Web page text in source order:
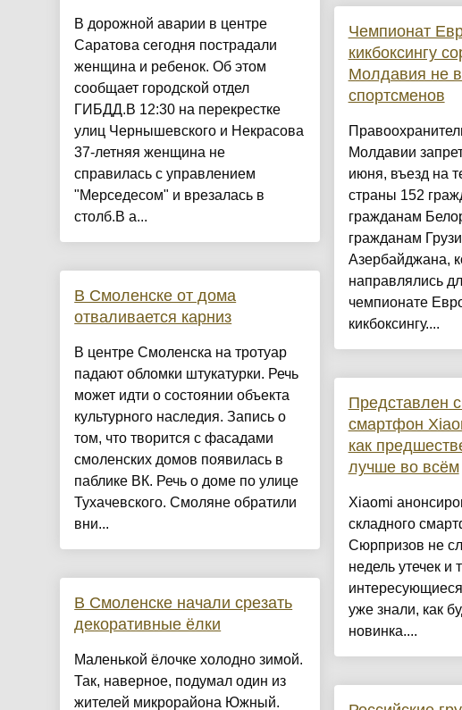
В дорожной аварии в центре
Саратова сегодня пострадали
женщина и ребенок. Об этом
сообщает городской отдел
ГИБДД.В 12:30 на перекрестке
улиц Чернышевского и Некрасова
37-летняя женщина не
справилась с управлением
"Мерседесом" и врезалась в
столб.В а...
В Смоленске от дома
отваливается карниз
В центре Смоленска на тротуар
падают обломки штукатурки. Речь
может идти о состоянии объекта
культурного наследия. Запись о
том, что творится с фасадами
смоленских домов появилась в
паблике ВК. Речь о доме по улице
Тухачевского. Смоляне обратили
вни...
В Смоленске начали срезать
декоративные ёлки
Маленькой ёлочке холодно зимой.
Так, наверное, подумал один из
жителей микрорайона Южный.
Чемпионат
кикбоксингу
Молдавия не
спортсменов
Молдавии
июня, въезд на
страны 152
гражданам
гражданам
Азербайджана,
направлялись
чемпионате
кикбоксингу....
Представлен
смартфон
как
лучше во всём
Xiaomi
складного
Сюрпризов не
недель утечек и
уже знали, как
новинка....